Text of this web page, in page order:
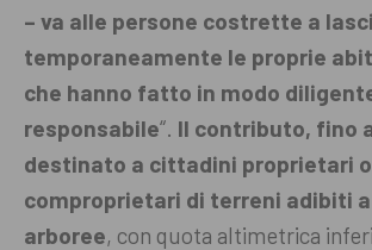
– va alle persone costrette a
temporaneamente le proprie
che hanno fatto in modo
responsabile“. Il contributo, fino
destinato a cittadini proprietari o
comproprietari di terreni adibiti
arboree, con quota altimetrica